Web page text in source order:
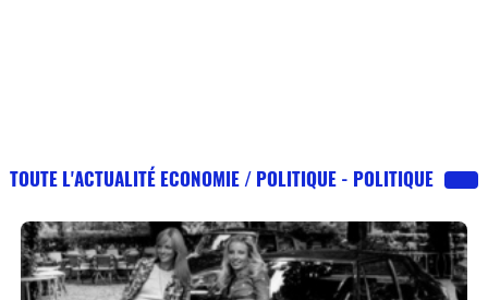
TOUTE L'ACTUALITÉ ECONOMIE / POLITIQUE - POLITIQUE